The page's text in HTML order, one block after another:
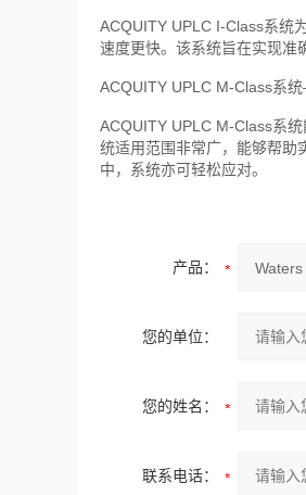
ACQUITY UPLC I-Class系统
速度更快。该系统旨在实现准
ACQUITY UPLC M-Class系
ACQUITY UPLC M-Class系
统适用范围非常广，能够帮助
中，系统亦可轻松应对。
产品：
您的单位：
您的姓名：
联系电话：